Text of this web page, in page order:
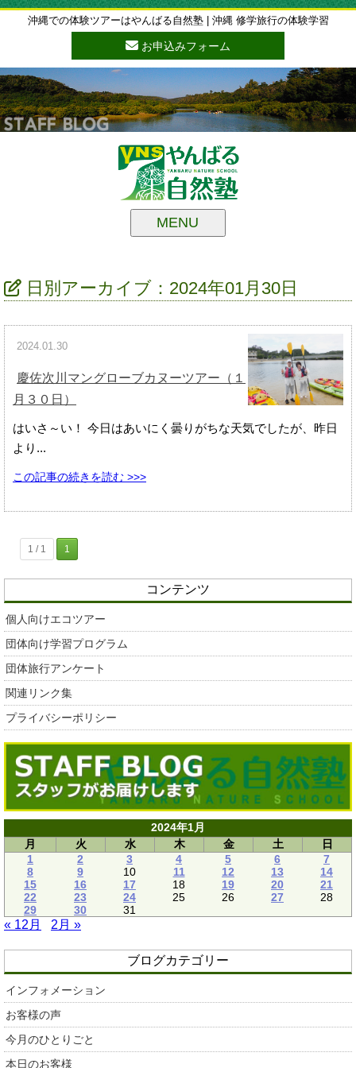
沖縄での体験ツアーはやんばる自然塾 | 沖縄 修学旅行の体験学習
お申込みフォーム
MENU
日別アーカイブ：2024年01月30日
2024.01.30
慶佐次川マングローブカヌーツアー（１
月３０日）
はいさ～い！ 今日はあいにく曇りがちな天気でしたが、昨日
より...
この記事の続きを読む >>>
1 / 1 1
コンテンツ
個人向けエコツアー
団体向け学習プログラム
団体旅行アンケート
関連リンク集
プライバシーポリシー
2024年1月
月
火 水 木 金 土
日
1
2 3 4 5 6
7
8
9 10 11 12 13
14
15
16 17 18 19 20
21
22
23 24 25 26 27
28
29
30 31
« 12月 2月 »
ブログカテゴリー
インフォメーション
お客様の声
今月のひとりごと
本日のお客様